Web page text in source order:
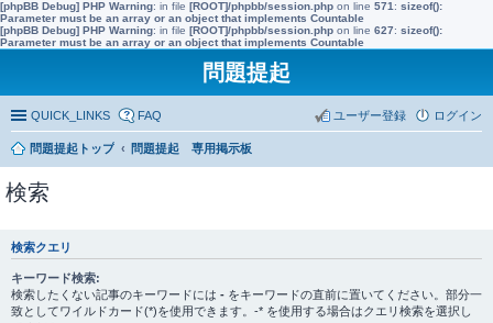
[phpBB Debug] PHP Warning: in file [ROOT]/phpbb/session.php on line 571 : sizeof():
Parameter must be an array or an object that implements Countable
[phpBB Debug] PHP Warning: in file [ROOT]/phpbb/session.php on line 627: sizeof():
Parameter must be an array or an object that implements Countable
問題提起
QUICK_LINKS FAQ ログイン
ユーザー登録
問題提起トップ 問題提起 専用掲示板
検索
検索クエリ
キーワード検索:
検索したくない記事のキーワードには - をキーワードの直前に置いてください。部分一
致としてワイルドカード(*)を使用できます。-* を使用する場合はクエリ検索を選択し